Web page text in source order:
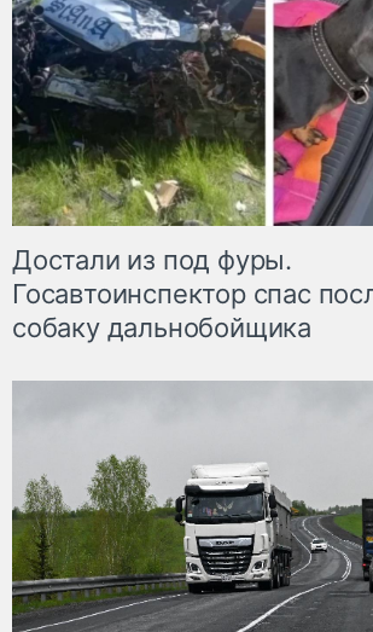
Достали из под фуры.
Госавтоинспектор спас
собаку дальнобойщика